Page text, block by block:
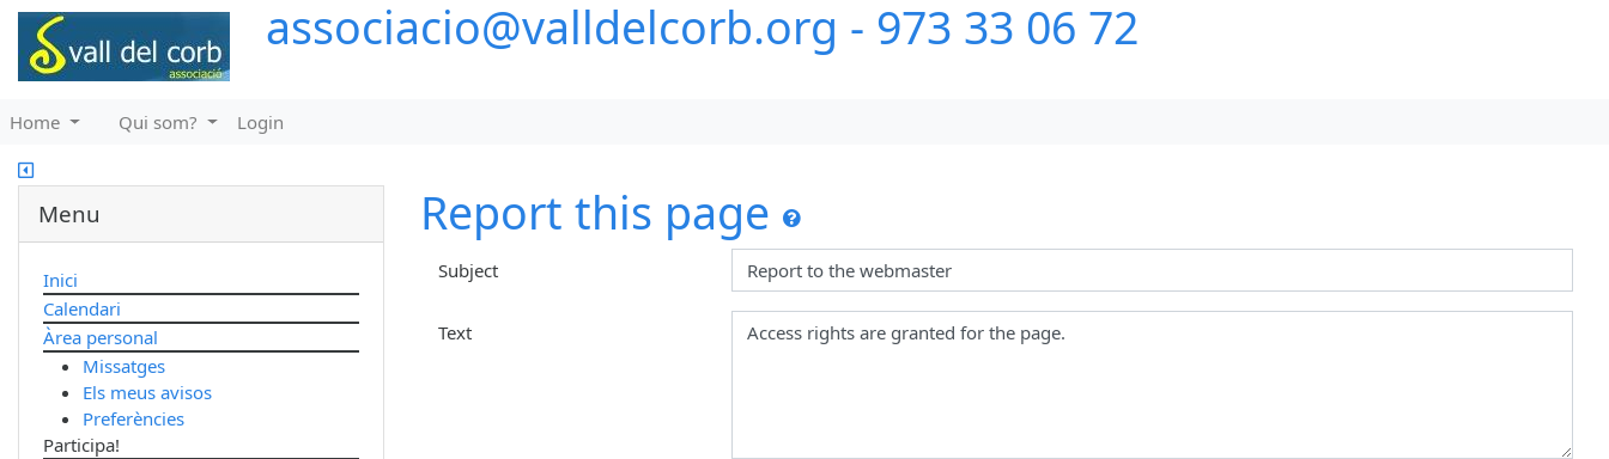
associacio@valldelcorb.org - 973 33 06 72
Home Qui som? Login
Report this page
Subject
Text
Menu
Inici
Calendari
Àrea personal
Missatges
Els meus avisos
Preferències
Participa!